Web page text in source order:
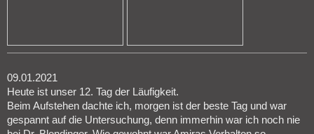
09.01.2021
Heute ist unser 12. Tag der Läufigkeit.
Beim Aufstehen dachte ich, morgen ist der beste Tag und war
gespannt auf die Untersuchung, denn immerhin war ich noch nie